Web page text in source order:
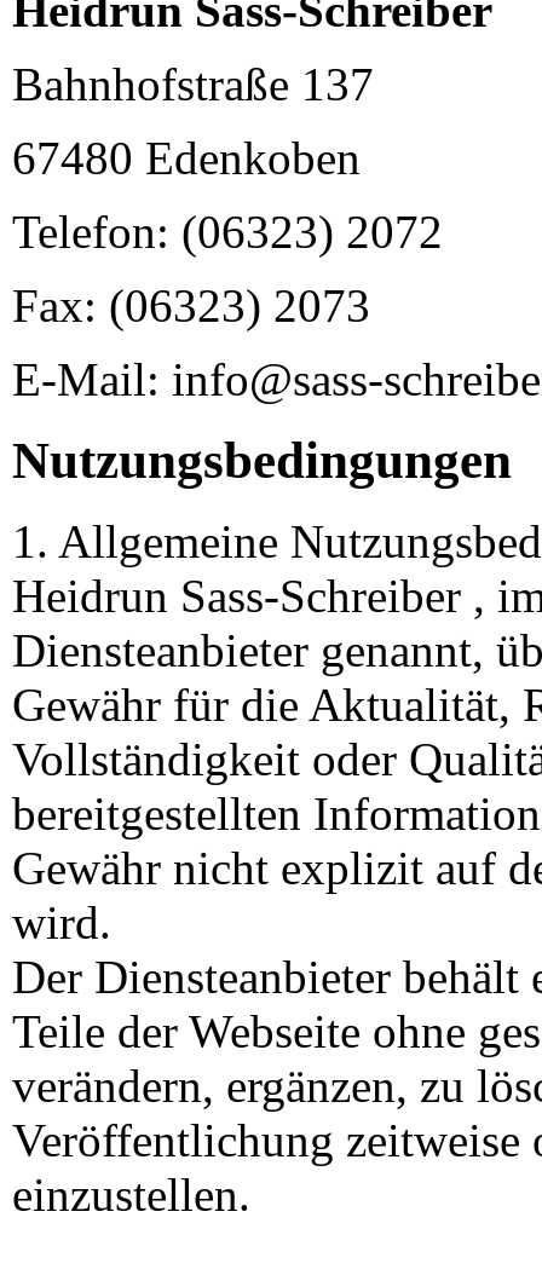
Bahnhofstraße 137
67480 Edenkoben
Telefon: (06323) 2072
Fax: (06323) 2073
E-Mail: info@sass-
Nutzungsbedingungen
1. Allgemeine
Heidrun Sass-Schreiber ,
Diensteanbieter genannt,
Gewähr für die Aktualität,
Vollständigkeit oder
bereitgestellten
Gewähr nicht explizit auf
wird.
Der Diensteanbieter
Teile der Webseite ohne
verändern, ergänzen, zu
Veröffentlichung zeitweise
einzustellen.